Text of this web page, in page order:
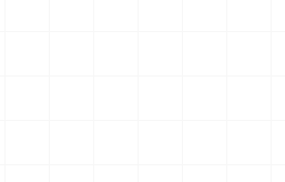
体を使った表現と